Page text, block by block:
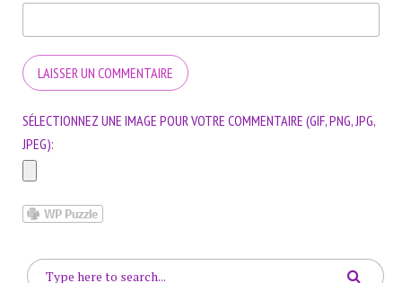
SÉLECTIONNEZ UNE IMAGE POUR VOTRE COMMENTAIRE (GIF, PNG, JPG,
JPEG):